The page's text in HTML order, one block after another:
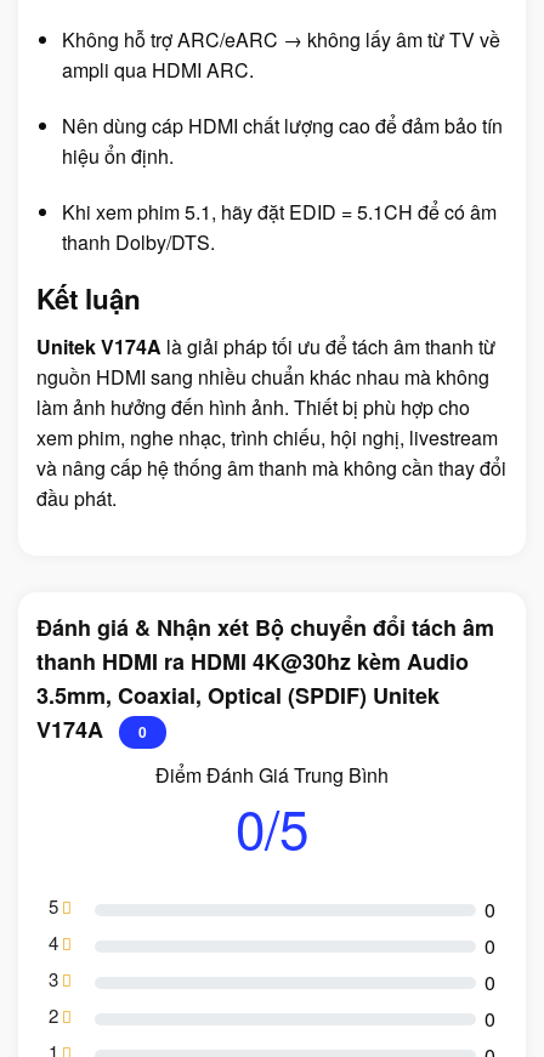
Không hỗ trợ ARC/eARC → không lấy âm từ TV về
ampli qua HDMI ARC.
Nên dùng cáp HDMI chất lượng cao để đảm bảo tín
hiệu ổn định.
Khi xem phim 5.1, hãy đặt EDID = 5.1CH để có âm
thanh Dolby/DTS.
Kết luận
Unitek V174A là giải pháp tối ưu để tách âm thanh từ
nguồn HDMI sang nhiều chuẩn khác nhau mà không
làm ảnh hưởng đến hình ảnh. Thiết bị phù hợp cho
xem phim, nghe nhạc, trình chiếu, hội nghị, livestream
và nâng cấp hệ thống âm thanh mà không cần thay đổi
đầu phát.
Đánh giá & Nhận xét Bộ chuyển đổi tách âm
thanh HDMI ra HDMI 4K@30hz kèm Audio
3.5mm, Coaxial, Optical (SPDIF) Unitek
V174A
0
Điểm Đánh Giá Trung Bình
0/5
5 0
4 0
3 0
2 0
1